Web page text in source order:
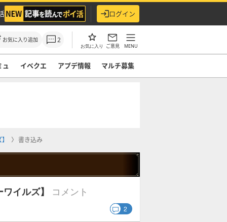
ログイン
お気に入り追加 2
お気に入り ご意見 MENU
ュ イベクエ アプデ情報 マルチ募集
書き込み
イルズ】 コメント
2